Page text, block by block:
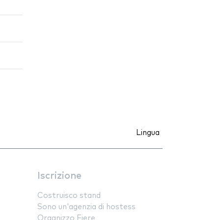
Lingua
Iscrizione
Costruisco stand
Sono un'agenzia di hostess
Organizzo Fiere